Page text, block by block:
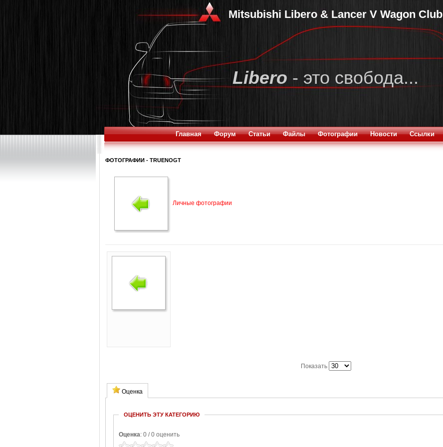
Mitsubishi Libero & Lancer V Wagon Club
Libero - это свобода...
Главная Форум Статьи Файлы Фотографии Новости Ссылки
ФОТОГРАФИИ - TRUENOGT
Личные фотографии
Показать
Оценка
ОЦЕНИТЬ ЭТУ КАТЕГОРИЮ
Оценка: 0 / 0 оценить